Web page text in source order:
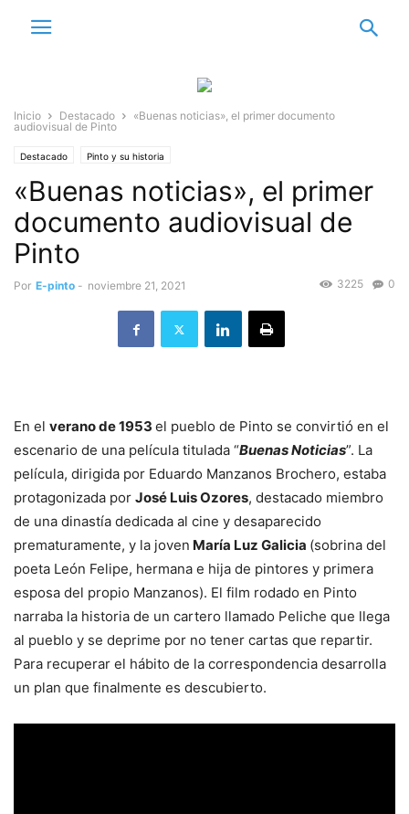
Inicio Destacado
«Buenas noticias», el primer documento
audiovisual de Pinto
Destacado Pinto y su historia
«Buenas noticias», el primer
documento audiovisual de
Pinto
Por E-pinto - noviembre 21, 2021 0
3225
En el verano de 1953 el pueblo de Pinto se convirtió en el
escenario de una película titulada “Buenas Noticias”. La
película, dirigida por Eduardo Manzanos Brochero, estaba
protagonizada por José Luis Ozores, destacado miembro
de una dinastía dedicada al cine y desaparecido
prematuramente, y la joven María Luz Galicia (sobrina del
poeta León Felipe, hermana e hija de pintores y primera
esposa del propio Manzanos). El film rodado en Pinto
narraba la historia de un cartero llamado Peliche que llega
al pueblo y se deprime por no tener cartas que repartir.
Para recuperar el hábito de la correspondencia desarrolla
un plan que finalmente es descubierto.